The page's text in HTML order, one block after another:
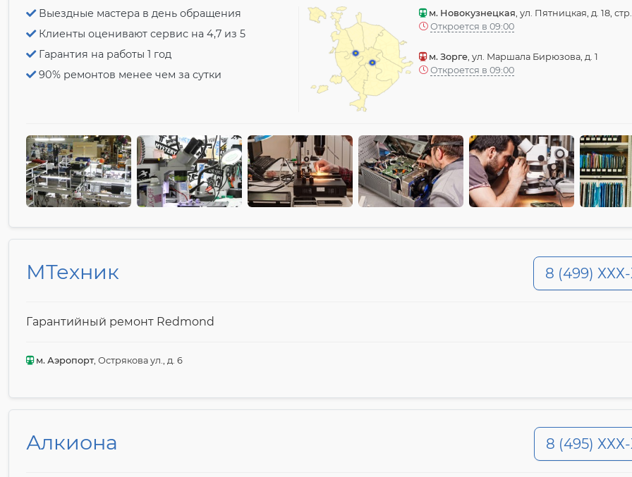
Выездные мастера в день обращения
Клиенты оценивают сервис на 4,7 из 5
Гарантия на работы 1 год
90% ремонтов менее чем за сутки
м. Новокузнецкая, ул. Пятницкая, д. 18,
Откроется в 09:00
м. Зорге, ул. Маршала Бирюзова, д. 1
Откроется в 09:00
МТехник 8 (499) ХХХ-
Гарантийный ремонт Redmond
м. Аэропорт, Острякова ул., д. 6
Алкиона 8 (495) ХХХ-